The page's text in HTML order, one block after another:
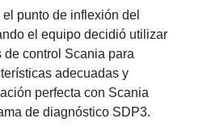
punto de inflexión del
el equipo decidió utilizar
de control Scania para
adecuadas y
perfecta con Scania
de diagnóstico SDP3.